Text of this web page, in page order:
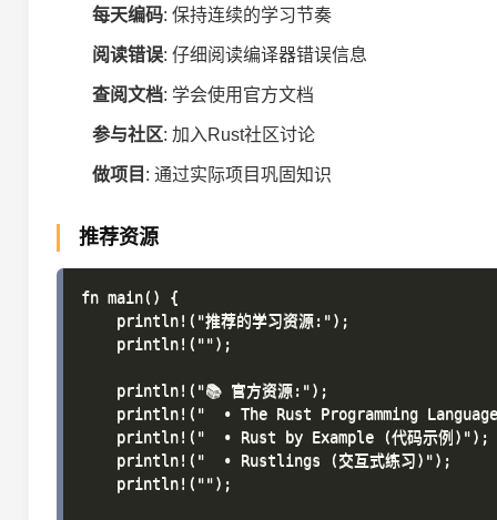
每天编码: 保持连续的学习节奏
阅读错误: 仔细阅读编译器错误信息
查阅文档: 学会使用官方文档
参与社区: 加入Rust社区讨论
做项目 : 通过实际项目巩固知识
推荐资源
fn main() {
    println!("推荐的学习资源:");
    println!("");
    println!("📚 官方资源:");
println!("  • The Rust Programming Language
    println!("  • Rust by Example (代码示例)");
    println!("  • Rustlings (交互式练习)");
    println!("");